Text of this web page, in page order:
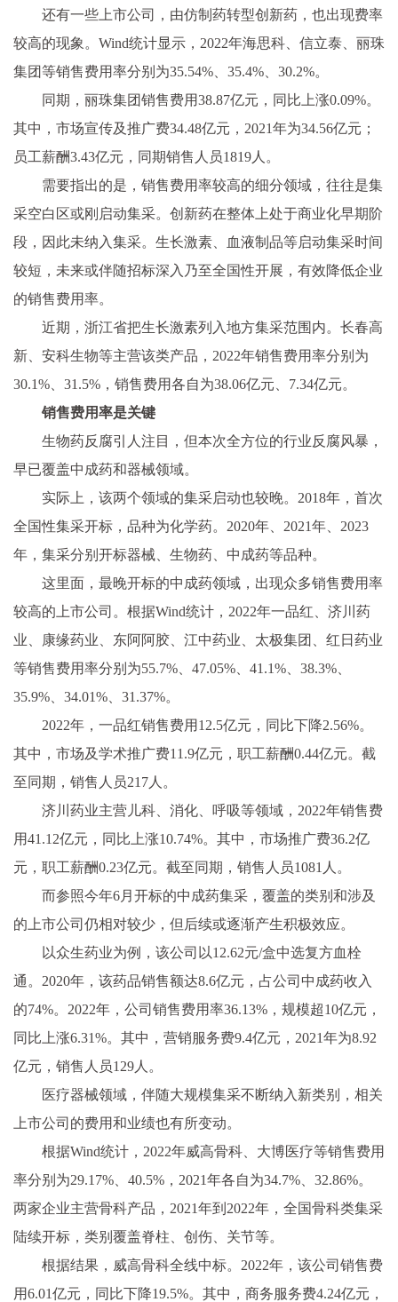
还有一些上市公司，由仿制药转型创新药，也出现费率
较高的现象。Wind统计显示，2022年海思科、信立泰、丽珠
集团等销售费用率分别为35.54%、35.4%、30.2%。
同期，丽珠集团销售费用38.87亿元，同比上涨0.09%。
其中，市场宣传及推广费34.48亿元，2021年为34.56亿元；
员工薪酬3.43亿元，同期销售人员1819人。
需要指出的是，销售费用率较高的细分领域，往往是集
采空白区或刚启动集采。创新药在整体上处于商业化早期阶
段，因此未纳入集采。生长激素、血液制品等启动集采时间
较短，未来或伴随招标深入乃至全国性开展，有效降低企业
的销售费用率。
近期，浙江省把生长激素列入地方集采范围内。长春高
新、安科生物等主营该类产品，2022年销售费用率分别为
30.1%、31.5%，销售费用各自为38.06亿元、7.34亿元。
销售费用率是关键
生物药反腐引人注目，但本次全方位的行业反腐风暴，
早已覆盖中成药和器械领域。
实际上，该两个领域的集采启动也较晚。2018年，首次
全国性集采开标，品种为化学药。2020年、2021年、2023
年，集采分别开标器械、生物药、中成药等品种。
这里面，最晚开标的中成药领域，出现众多销售费用率
较高的上市公司。根据Wind统计，2022年一品红、济川药
业、康缘药业、东阿阿胶、江中药业、太极集团、红日药业
等销售费用率分别为55.7%、47.05%、41.1%、38.3%、
35.9%、34.01%、31.37%。
2022年，一品红销售费用12.5亿元，同比下降2.56%。
其中，市场及学术推广费11.9亿元，职工薪酬0.44亿元。截
至同期，销售人员217人。
济川药业主营儿科、消化、呼吸等领域，2022年销售费
用41.12亿元，同比上涨10.74%。其中，市场推广费36.2亿
元，职工薪酬0.23亿元。截至同期，销售人员1081人。
而参照今年6月开标的中成药集采，覆盖的类别和涉及
的上市公司仍相对较少，但后续或逐渐产生积极效应。
以众生药业为例，该公司以12.62元/盒中选复方血栓
通。2020年，该药品销售额达8.6亿元，占公司中成药收入
的74%。2022年，公司销售费用率36.13%，规模超10亿元，
同比上涨6.31%。其中，营销服务费9.4亿元，2021年为8.92
亿元，销售人员129人。
医疗器械领域，伴随大规模集采不断纳入新类别，相关
上市公司的费用和业绩也有所变动。
根据Wind统计，2022年威高骨科、大博医疗等销售费用
率分别为29.17%、40.5%，2021年各自为34.7%、32.86%。
两家企业主营骨科产品，2021年到2022年，全国骨科类集采
陆续开标，类别覆盖脊柱、创伤、关节等。
根据结果，威高骨科全线中标。2022年，该公司销售费
用6.01亿元，同比下降19.5%。其中，商务服务费4.24亿元，